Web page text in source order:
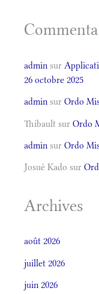
admin sur
26 octobre 2025
admin sur Ordo
Thibault sur Ordo
admin sur Ordo
Josué Kado sur
Archives
août 2026
juillet 2026
juin 2026